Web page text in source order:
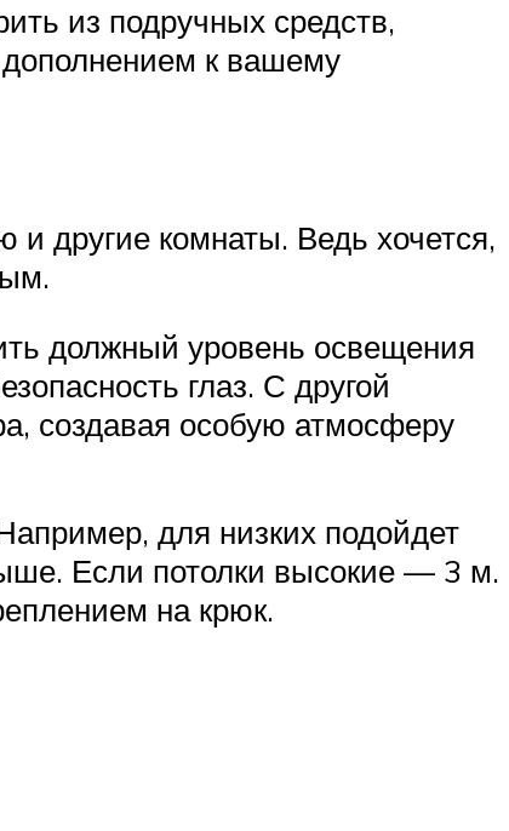
из подручных средств,
к вашему
и другие комнаты. Ведь хочется,
должный уровень освещения
глаз. С другой
создавая особую атмосферу
для низких подойдет
Если потолки высокие — 3 м.
на крюк.